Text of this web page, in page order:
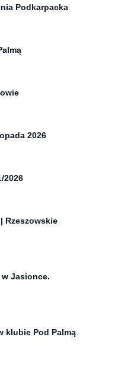
Podkarpacka
2026
2026
Rzeszowskie
w Jasionce.
klubie Pod Palmą